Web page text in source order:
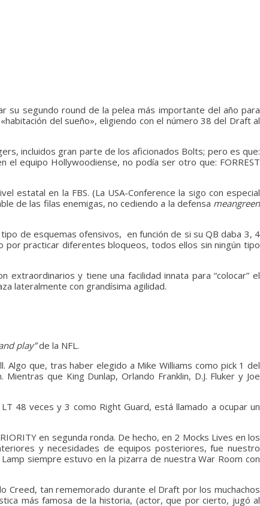
su segundo round de la pelea más importante del año para
del sueño», eligiendo con el número 38 del Draft al
incluidos gran parte de los aficionados Bolts; pero es que:
el equipo Hollywoodiense, no podía ser otro que: FORREST
estatal en la FBS. (La USA-Conference la sigo con especial
de las filas enemigas, no cediendo a la defensa meangreen
de esquemas ofensivos, en función de si su QB daba 3, 4
por practicar diferentes bloqueos, todos ellos sin ningún tipo
y tiene una facilidad innata para “colocar” el
lateralmente con grandísima agilidad.
play”de la NFL.
que, tras haber elegido a Mike Williams como pick 1 del
que King Dunlap, Orlando Franklin, D.J. Fluker y Joe
48 veces y 3 como Right Guard, está llamado a ocupar un
en segunda ronda. De hecho, en 2 Mocks Lives en los
y necesidades de equipos posteriores, fue nuestro
siempre estuvo en la pizarra de nuestra War Room con
Creed, tan rememorado durante el Draft por los muchachos
más famosa de la historia, (actor, que por cierto, jugó al